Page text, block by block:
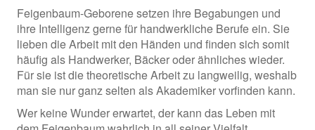
Feigenbaum-Geborene setzen ihre Begabungen und
ihre Intelligenz gerne für handwerkliche Berufe ein. Sie
lieben die Arbeit mit den Händen und finden sich somit
häufig als Handwerker, Bäcker oder ähnliches wieder.
Für sie ist die theoretische Arbeit zu langweilig, weshalb
man sie nur ganz selten als Akademiker vorfinden kann.
Wer keine Wunder erwartet, der kann das Leben mit